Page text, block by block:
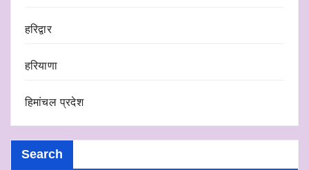
हरिद्वार
हरियाणा
हिमांचल प्रदेश
Search